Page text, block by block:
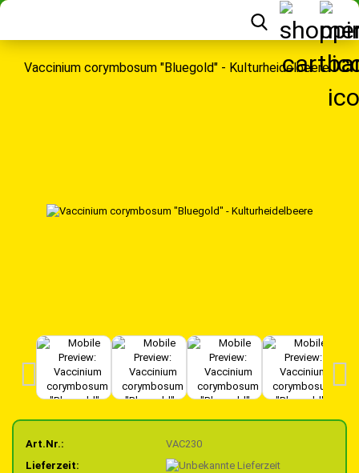
Vaccinium corymbosum "Bluegold" - Kulturheidelbeere
Art.Nr.:
VAC230
Lieferzeit: